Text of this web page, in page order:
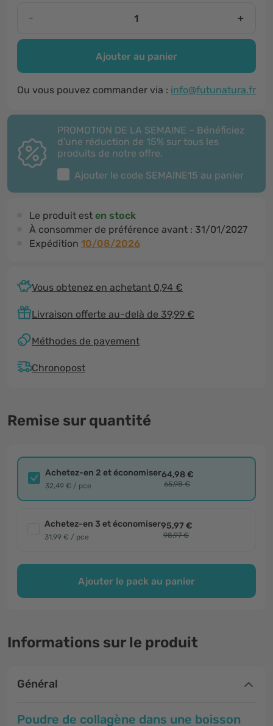
- +
Ajouter au panier
Ou vous pouvez commander via : info@futunatura.fr
PROMOTION DE LA SEMAINE – Bénéficiez
d'une réduction de 15% sur tous les
produits de notre offre.
Ajouter le code SEMAINE15 au panier
Le produit est en stock
À consommer de préférence avant : 31/01/2027
Expédition 10/08/2026
Vous obtenez en achetant 0,94 €
Livraison offerte au-delà de 39,99 €
Méthodes de payement
Chronopost
Remise sur quantité
Achetez-en 2 et économiser
32,49 € / pce
64,98 €
65,98 €
Achetez-en 3 et économiser
31,99 € / pce
95,97 €
98,97 €
Ajouter le pack au panier
Informations sur le produit
Général
Poudre de collagène dans une boisson